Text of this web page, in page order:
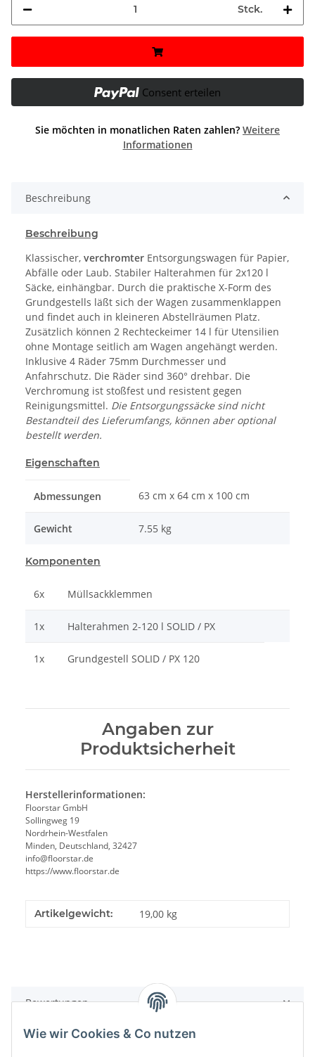
Stck.
Consent erteilen
Sie möchten in monatlichen Raten zahlen? Weitere
Informationen
Beschreibung
Beschreibung
Klassischer, verchromter Entsorgungswagen für Papier,
Abfälle oder Laub. Stabiler Halterahmen für 2x120 l
Säcke, einhängbar. Durch die praktische X-Form des
Grundgestells läßt sich der Wagen zusammenklappen
und findet auch in kleineren Abstellräumen Platz.
Zusätzlich können 2 Rechteckeimer 14 l für Utensilien
ohne Montage seitlich am Wagen angehängt werden.
Inklusive 4 Räder 75mm Durchmesser und
Anfahrschutz. Die Räder sind 360° drehbar. Die
Verchromung ist stoßfest und resistent gegen
Reinigungsmittel. Die Entsorgungssäcke sind nicht
Bestandteil des Lieferumfangs, können aber optional
bestellt werden.
Eigenschaften
Abmessungen 63 cm x 64 cm x 100 cm
Gewicht 7.55 kg
Komponenten
6x Müllsackklemmen
1x Halterahmen 2-120 l SOLID / PX
1x Grundgestell SOLID / PX 120
Angaben zur
Produktsicherheit
Herstellerinformationen:
Floorstar GmbH
Sollingweg 19
Nordrhein-Westfalen
Minden, Deutschland, 32427
info@floorstar.de
https://www.floorstar.de
Artikelgewicht: 19,00 kg
Bewertungen
Wie wir Cookies & Co nutzen